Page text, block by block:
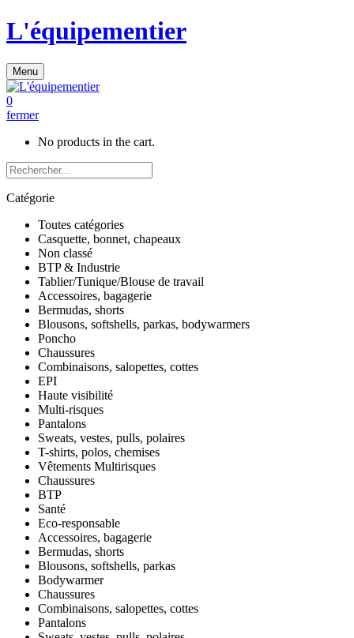
L'équipementier
Menu
0
fermer
No products in the cart.
Catégorie
Toutes catégories
Casquette, bonnet, chapeaux
Non classé
BTP & Industrie
Tablier/Tunique/Blouse de travail
Accessoires, bagagerie
Bermudas, shorts
Blousons, softshells, parkas, bodywarmers
Poncho
Chaussures
Combinaisons, salopettes, cottes
EPI
Haute visibilité
Multi-risques
Pantalons
Sweats, vestes, pulls, polaires
T-shirts, polos, chemises
Vêtements Multirisques
Chaussures
BTP
Santé
Eco-responsable
Accessoires, bagagerie
Bermudas, shorts
Blousons, softshells, parkas
Bodywarmer
Chaussures
Combinaisons, salopettes, cottes
Pantalons